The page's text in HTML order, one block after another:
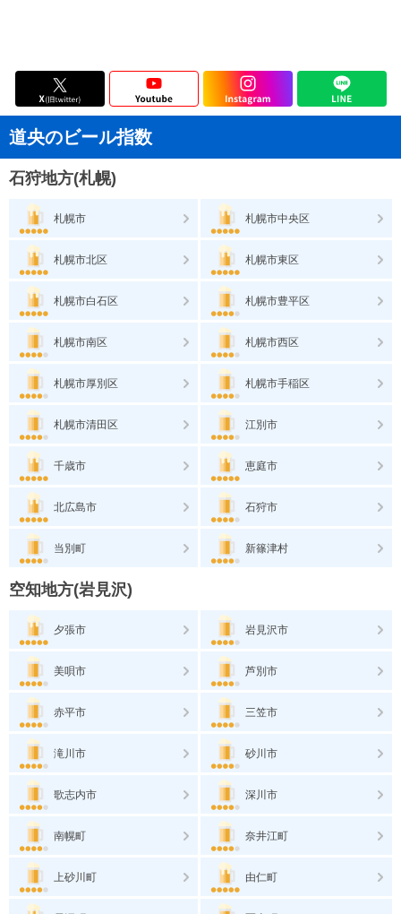
道央のビール指数
石狩地方(札幌)
札幌市 札幌市中央区
札幌市北区 札幌市東区
札幌市白石区 札幌市豊平区
札幌市南区 札幌市西区
札幌市厚別区 札幌市手稲区
札幌市清田区 江別市
千歳市 恵庭市
北広島市 石狩市
当別町 新篠津村
空知地方(岩見沢)
夕張市 岩見沢市
美唄市 芦別市
赤平市 三笠市
滝川市 砂川市
歌志内市 深川市
南幌町 奈井江町
上砂川町 由仁町